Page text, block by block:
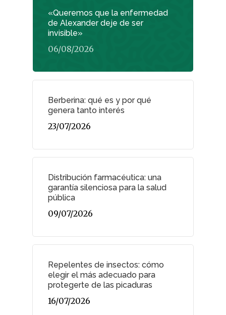
«Queremos que la enfermedad
de Alexander deje de ser
invisible»
06/08/2026
Berberina: qué es y por qué
genera tanto interés
23/07/2026
Distribución farmacéutica: una
garantía silenciosa para la salud
pública
09/07/2026
Repelentes de insectos: cómo
elegir el más adecuado para
protegerte de las picaduras
16/07/2026